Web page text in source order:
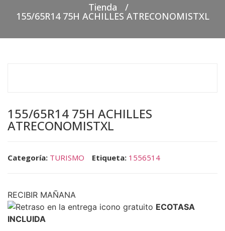
Tienda /
155/65R14 75H ACHILLES ATRECONOMISTXL
155/65R14 75H ACHILLES
ATRECONOMISTXL
Categoría: TURISMO Etiqueta: 1556514
RECIBIR MAÑANA
ECOTASA
INCLUIDA